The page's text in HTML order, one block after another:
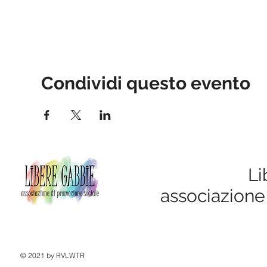
Condividi questo evento
© 2021 by RVLWTR